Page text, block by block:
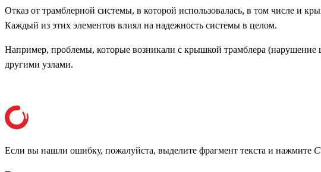
Отказ от трамблерной системы, в которой использовалась, в том числе и
Каждый из этих элементов влиял на надежность системы в целом.
Например, проблемы, которые возникали с крышкой трамблера (нарушение
другими узлами.
Если вы нашли ошибку, пожалуйста, выделите фрагмент текста и нажмите